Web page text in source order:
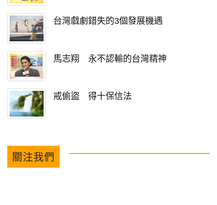
台灣戲劇錯失的3個發展機遇
馬志翔 永不認輸的台灣精神
戒偷盜 得十保信法
關注我們